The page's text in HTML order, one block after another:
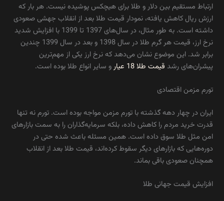
ارتباط مستقیم بین دلار و طلا برای هیچکس پوشیده نیست. هر بار که
ارزش ریال کاهش یافته، نمودار قیمت طلا بعد از انقلاب جهشی صعودی
داشته است. به‌ طور مثال، در سال‌های 1397 تا 1399 با افزایش شدید
نرخ ارز، قیمت هر گرم طلا در سال 1398 و بعد در سال 1399 چندین
برابر شد. این موضوع نشان می‌دهد که نرخ ارز یکی از مهم‌ترین
پیشران‌های رشد قیمت طلا 18 عیار و سایر انواع طلا بوده است.
تورم مزمن اقتصادی
ایران در چهار دهه گذشته با تورم مزمن مواجه بوده است. تورم نه‌ تنها
قدرت خرید مردم را کاهش داده، بلکه سرمایه‌گذاران را به سمت بازارهای
امن مثل طلا سوق داده است. همین مسئله باعث شده حتی در
دوره‌هایی که بازارهای دیگر سقوط کرده‌اند، قیمت طلا بعد از انقلاب
همچنان صعودی باقی بماند.
افزایش قیمت جهانی طلا